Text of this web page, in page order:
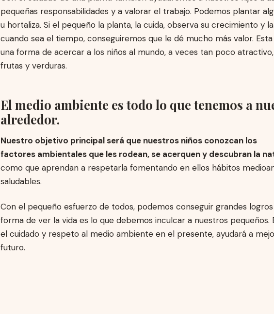
pequeñas responsabilidades y a valorar el trabajo. Podemos plantar
u hortaliza. Si el pequeño la planta, la cuida, observa su crecimiento y
cuando sea el tiempo, conseguiremos que le dé mucho más valor.
una forma de acercar a los niños al mundo, a veces tan poco
frutas y verduras.
El medio ambiente es todo lo que tenemos a
alrededor.
Nuestro objetivo principal será que nuestros niños conozcan los
factores ambientales que les rodean, se acerquen y descubran la
como que aprendan a respetarla fomentando en ellos hábitos
saludables.
Con el pequeño esfuerzo de todos, podemos conseguir grandes
forma de ver la vida es lo que debemos inculcar a nuestros pequeños.
el cuidado y respeto al medio ambiente en el presente, ayudará a
futuro.